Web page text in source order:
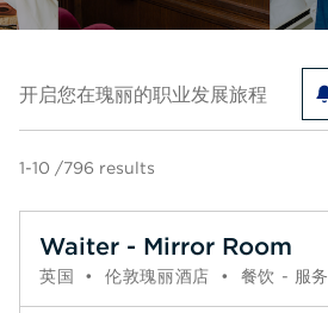
开启您在瑰丽的职业发展旅程
1-10 /796 results
Waiter - Mirror Room
英国 • 伦敦瑰丽酒店 • 餐饮 - 服务